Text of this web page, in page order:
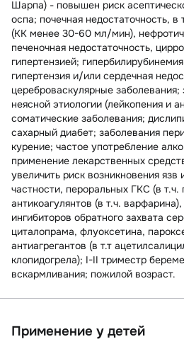
Шарпа) - повышен риск
оспа; почечная недостаточность,
(КК менее 30-60 мл/мин),
печеночная недостаточность,
гипертензией;
гипертензия и/или сердечная
цереброваскулярные заболевания;
неясной этиологии (лейкопения и
соматические заболевания;
сахарный диабет; заболевания
курение; частое употребление
применение лекарственных
увеличить риск возникновения язв
частности, пероральных ГКС (в т.ч.
антикоагулянтов (в т.ч.
ингибиторов обратного захвата
циталопрама, флуоксетина,
антиагрегантов (в т.т
клопидогрела); I-II триместр
вскармливания; пожилой возраст.
Применение у детей